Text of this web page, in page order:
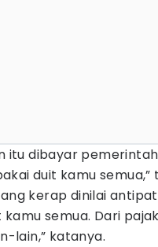
itu dibayar
duit kamu
kerap dinilai
kamu semua. Dari
lain,” katanya.